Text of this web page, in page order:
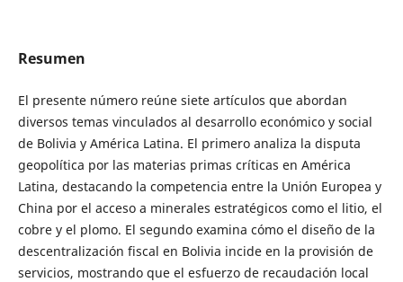
Resumen
El presente número reúne siete artículos que abordan
diversos temas vinculados al desarrollo económico y social
de Bolivia y América Latina. El primero analiza la disputa
geopolítica por las materias primas críticas en América
Latina, destacando la competencia entre la Unión Europea y
China por el acceso a minerales estratégicos como el litio, el
cobre y el plomo. El segundo examina cómo el diseño de la
descentralización fiscal en Bolivia incide en la provisión de
servicios, mostrando que el esfuerzo de recaudación local